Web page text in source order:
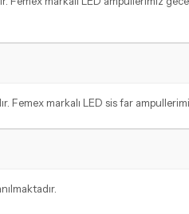
Femex markalı LED sis far